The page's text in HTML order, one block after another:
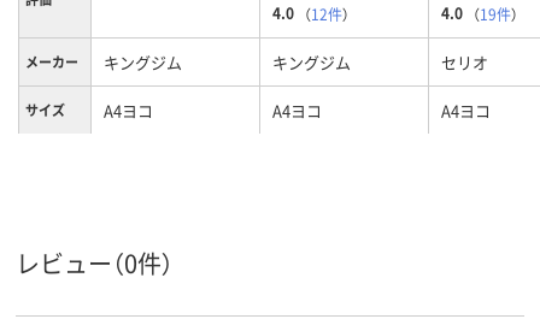
4.0 （12件） 4.0 （19件）
メーカー キングジム キングジム セリオ
サイズ A4ヨコ A4ヨコ A4ヨコ
向き ヨコ
レビュー（0件）